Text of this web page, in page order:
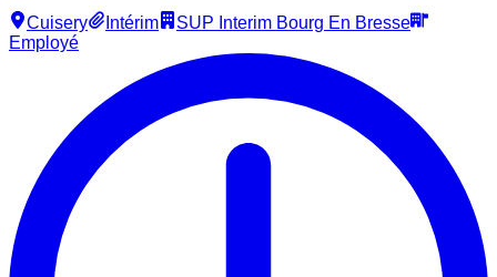
Cuisery Intérim
SUP Interim Bourg En Bresse
Employé